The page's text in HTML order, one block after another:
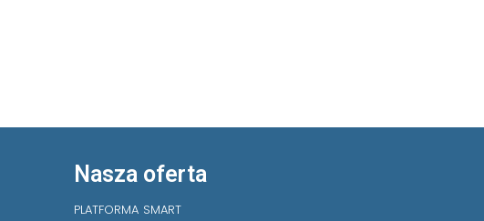
Nasza oferta
PLATFORMA SMART